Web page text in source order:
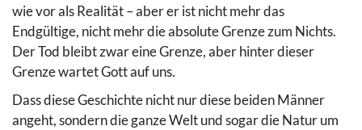
wie vor als Realität – aber er ist nicht mehr das
Endgültige, nicht mehr die absolute Grenze zum Nichts.
Der Tod bleibt zwar eine Grenze, aber hinter dieser
Grenze wartet Gott auf uns.
Dass diese Geschichte nicht nur diese beiden Männer
angeht, sondern die ganze Welt und sogar die Natur um